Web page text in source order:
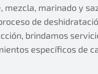
marinado y
de
brindamos
específicos de